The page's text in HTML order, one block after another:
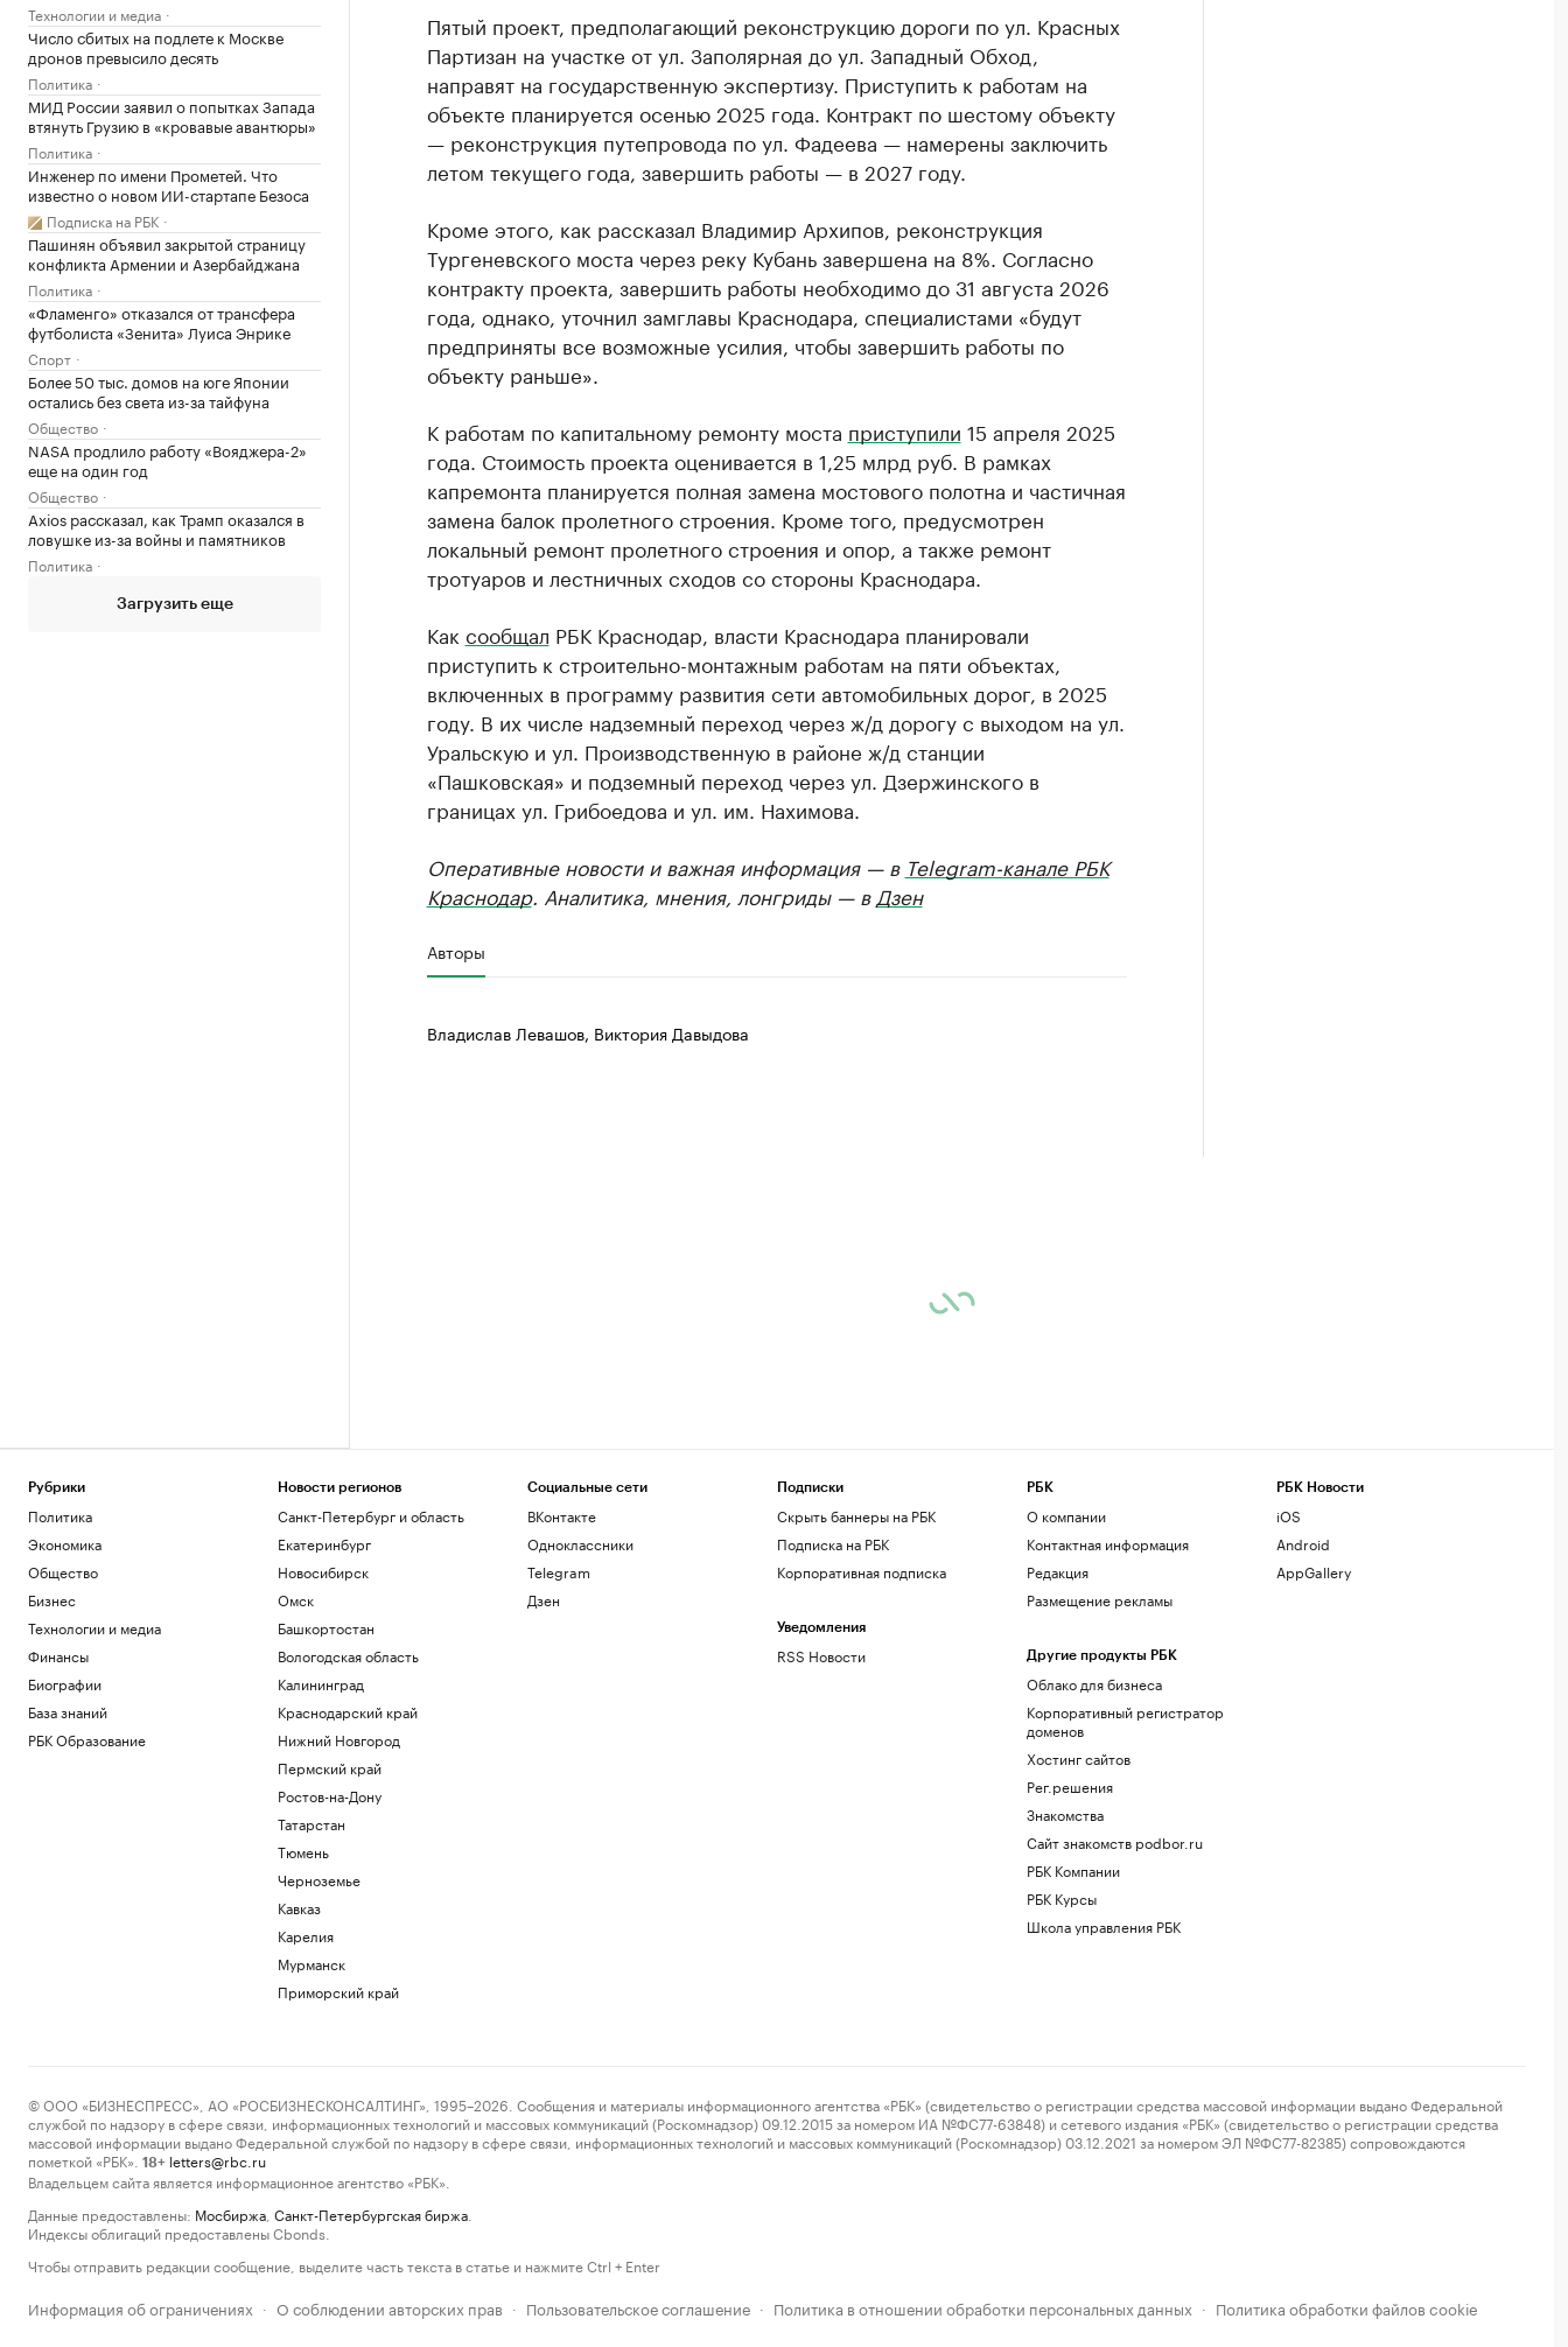
Технологии и медиа
Число сбитых на подлете к Москве
дронов превысило десять
Политика
МИД России заявил о попытках Запада
втянуть Грузию в «кровавые авантюры»
Политика
Инженер по имени Прометей. Что
известно о новом ИИ-стартапе Безоса
Подписка на РБК
Пашинян объявил закрытой страницу
конфликта Армении и Азербайджана
Политика
«Фламенго» отказался от трансфера
футболиста «Зенита» Луиса Энрике
Спорт
Более 50 тыс. домов на юге Японии
остались без света из-за тайфуна
Общество
NASA продлило работу «Вояджера-2»
еще на один год
Общество
Axios рассказал, как Трамп оказался в
ловушке из-за войны и памятников
Политика
Загрузить еще
Пятый проект, предполагающий реконструкцию дороги по ул. Красных
Партизан на участке от ул. Заполярная до ул. Западный Обход,
направят на государственную экспертизу. Приступить к работам на
объекте планируется осенью 2025 года. Контракт по шестому объекту
— реконструкция путепровода по ул. Фадеева — намерены заключить
летом текущего года, завершить работы — в 2027 году.
Кроме этого, как рассказал Владимир Архипов, реконструкция
Тургеневского моста через реку Кубань завершена на 8%. Согласно
контракту проекта, завершить работы необходимо до 31 августа 2026
года, однако, уточнил замглавы Краснодара, специалистами «будут
предприняты все возможные усилия, чтобы завершить работы по
объекту раньше».
К работам по капитальному ремонту моста приступили 15 апреля 2025
года. Стоимость проекта оценивается в 1,25 млрд руб. В рамках
капремонта планируется полная замена мостового полотна и частичная
замена балок пролетного строения. Кроме того, предусмотрен
локальный ремонт пролетного строения и опор, а также ремонт
тротуаров и лестничных сходов со стороны Краснодара.
Как сообщал РБК Краснодар, власти Краснодара планировали
приступить к строительно-монтажным работам на пяти объектах,
включенных в программу развития сети автомобильных дорог, в 2025
году. В их числе надземный переход через ж/д дорогу с выходом на ул.
Уральскую и ул. Производственную в районе ж/д станции
«Пашковская» и подземный переход через ул. Дзержинского в
границах ул. Грибоедова и ул. им. Нахимова.
Оперативные новости и важная информация — в Telegram-канале РБК
Краснодар. Аналитика, мнения, лонгриды — в Дзен
Авторы
Владислав Левашов, Виктория Давыдова
Рубрики
Политика
Экономика
Общество
Бизнес
Технологии и медиа
Финансы
Биографии
База знаний
РБК Образование
Новости регионов
Санкт-Петербург и область
Екатеринбург
Новосибирск
Омск
Башкортостан
Вологодская область
Калининград
Краснодарский край
Нижний Новгород
Пермский край
Ростов-на-Дону
Татарстан
Тюмень
Черноземье
Кавказ
Карелия
Мурманск
Приморский край
Социальные сети
ВКонтакте
Одноклассники
Telegram
Дзен
Подписки
Скрыть баннеры на РБК
Подписка на РБК
Корпоративная подписка
Уведомления
RSS Новости
РБК
О компании
Контактная информация
Редакция
Размещение рекламы
Другие продукты РБК
Облако для бизнеса
Корпоративный регистратор
доменов
Хостинг сайтов
Рег.решения
Знакомства
Сайт знакомств podbor.ru
РБК Компании
РБК Курсы
Школа управления РБК
РБК Новости
iOS
Android
AppGallery
© ООО «БИЗНЕСПРЕСС», АО «РОСБИЗНЕСКОНСАЛТИНГ», 1995–2026. Сообщения и материалы информационного агентства «РБК» (свидетельство о регистрации средства массовой информации выдано Федеральной
службой по надзору в сфере связи, информационных технологий и массовых коммуникаций (Роскомнадзор) 09.12.2015 за номером ИА №ФС77-63848) и сетевого издания «РБК» (свидетельство о регистрации средства
массовой информации выдано Федеральной службой по надзору в сфере связи, информационных технологий и массовых коммуникаций (Роскомнадзор) 03.12.2021 за номером ЭЛ №ФС77-82385) сопровождаются
пометкой «РБК».
18+ letters@rbc.ru
Владельцем сайта является информационное агентство «РБК».
Данные предоставлены: Мосбиржа Санкт-Петербургская биржа
Индексы облигаций предоставлены Cbonds.
Чтобы отправить редакции сообщение, выделите часть текста в статье и нажмите Ctrl + Enter
Информация об ограничениях · О соблюдении авторских прав · Пользовательское соглашение · Политика в отношении обработки персональных данных · Политика обработки файлов cookie